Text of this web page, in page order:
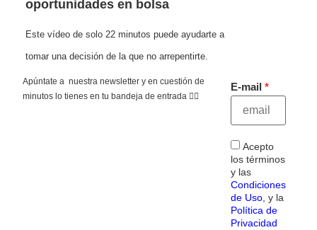
oportunidades en bolsa
Este vídeo de solo 22 minutos puede ayudarte a
tomar una decisión de la que no arrepentirte.
Apúntate a nuestra newsletter y en cuestión de
minutos lo tienes en tu bandeja de entrada 👇🏻
E-mail
Acepto
los términos
y las
Condiciones
de Uso, y la
Política de
Privacidad